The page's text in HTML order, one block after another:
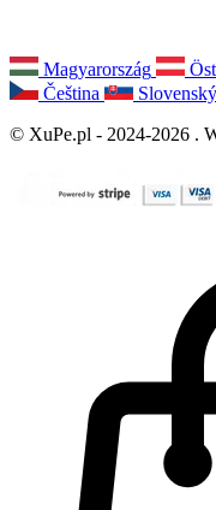
Magyarország
Čeština
Slovenský
© XuPe.pl - 2024-2026 .